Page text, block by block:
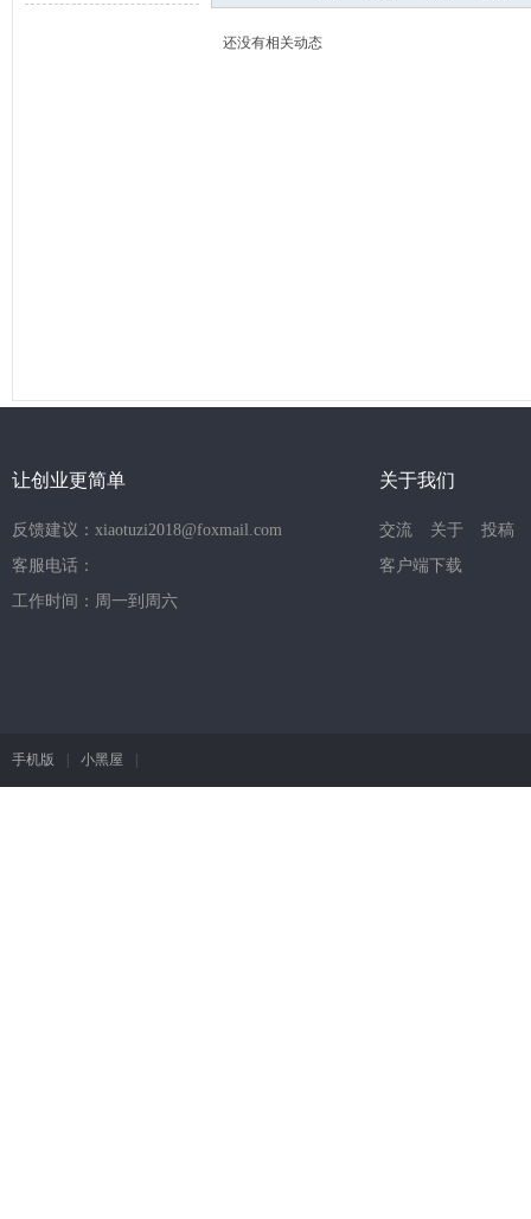
还没有相关动态
让创业更简单
反馈建议：xiaotuzi2018@foxmail.com
客服电话：
工作时间：周一到周六
关于我们
交流 关于
投稿
客户端下载
手机版 | 小黑屋 |